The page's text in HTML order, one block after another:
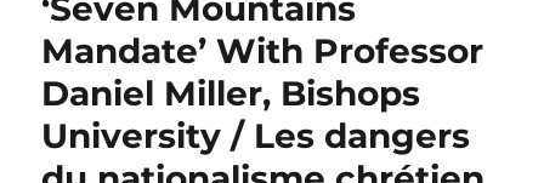
‘Seven Mountains
Mandate’ With Professor
Daniel Miller, Bishops
University / Les dangers